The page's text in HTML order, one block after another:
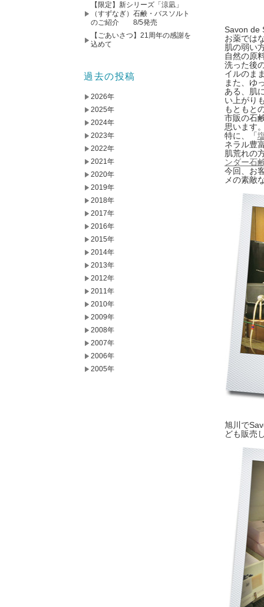
Savon de
お薬では
肌の弱い
自然の原
洗った後
イルのま
また、ゆ
ある、肌
い上がり
もともと
市販の石
思います
特に、「
ネラル豊
肌荒れの
ンダー石
今回、お
メの素敵
旭川で
ども販売
【限定】新シリーズ「涼凪」
（すずなぎ）石鹸・バスソルト
のご紹介 8/5発売
【ごあいさつ】21周年の感謝を
込めて
過去の投稿
2026年
2025年
2024年
2023年
2022年
2021年
2020年
2019年
2018年
2017年
2016年
2015年
2014年
2013年
2012年
2011年
2010年
2009年
2008年
2007年
2006年
2005年